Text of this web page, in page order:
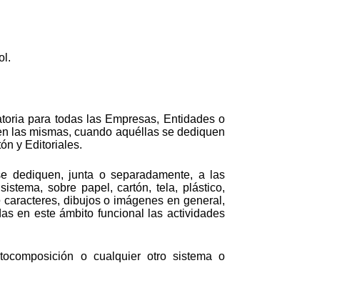
para todas las Empresas, Entidades o
las mismas, cuando aquéllas se dediquen
y Editoriales.
dediquen, junta o separadamente, a las
sobre papel, cartón, tela, plástico,
dibujos o imágenes en general,
en este ámbito funcional las actividades
o cualquier otro sistema o